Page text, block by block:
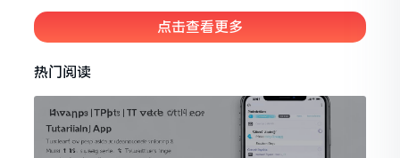
非价格自身,而是你怎样去看待、如何做
判断。
点击查看更多
热门阅读